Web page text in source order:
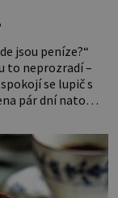
jsou peníze?“
to neprozradí –
se lupič s
pár dní nato